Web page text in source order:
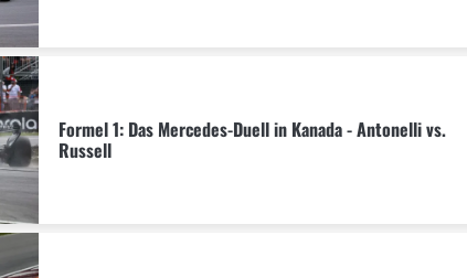
Formel 1: Das Mercedes-Duell in Kanada - Antonelli vs.
Russell